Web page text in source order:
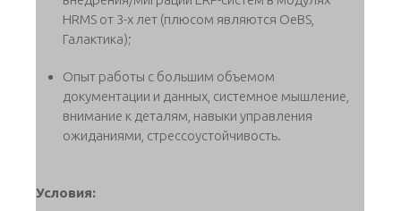
HRMS от 3-х лет (плюсом являются OeBS,
Галактика);
Опыт работы с большим объемом
документации и данных, системное мышление,
внимание к деталям, навыки управления
ожиданиями, стрессоустойчивость.
Условия: